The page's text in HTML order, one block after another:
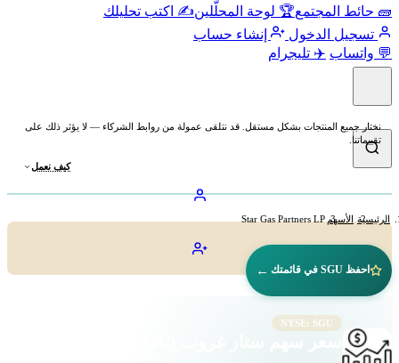
🧱 حائط المجتمع🏆 لوحة المحلّلين✍️ اكتب تحليلك
تسجيل الدخول
إنشاء حساب
💬 واتساب ✈️ تليجرام
نختار جميع المنتجات بشكل مستقل. قد نتلقى عمولة من روابط الشركاء — لا يؤثر ذلك على
تقييماتنا.
كيف نعمل
الرئيسية الأسهم Star Gas Partners LP
احفظ SGU في قائمتك ←
NYSE: SGU